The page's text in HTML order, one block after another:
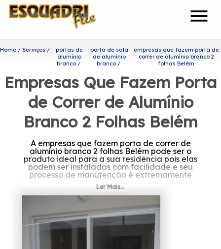
menu
Home Serviços
portas de
alumínio
branco
porta de sala
de alumínio
branco
empresas que fazem porta de
correr de alumínio branco 2
folhas Belém
Empresas Que Fazem Porta
de Correr de Alumínio
Branco 2 Folhas Belém
A empresas que fazem porta de correr de
alumínio branco 2 folhas Belém pode ser o
produto ideal para a sua residência pois elas
podem ser instaladas com facilidade e seu
processo de manutenção é extremamente
simplificado.
Ficou interessado em
empresas que fazem porta de
correr de alumínio branco 2
folhas Belém?
Ler Mais...